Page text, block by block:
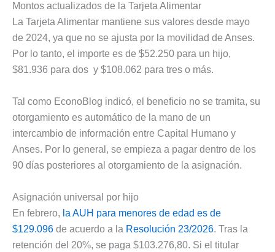
Montos actualizados de la Tarjeta Alimentar
La Tarjeta Alimentar mantiene sus valores desde mayo
de 2024, ya que no se ajusta por la movilidad de Anses.
Por lo tanto, el importe es de $52.250 para un hijo,
$81.936 para dos y $108.062 para tres o más.
Tal como EconoBlog indicó, el beneficio no se tramita, su
otorgamiento es automático de la mano de un
intercambio de información entre Capital Humano y
Anses. Por lo general, se empieza a pagar dentro de los
90 días posteriores al otorgamiento de la asignación.
Asignación universal por hijo
En febrero, la AUH para menores de edad es de
$129.096 de acuerdo a la Resolución 23/2026. Tras la
retención del 20%, se paga $103.276,80. Si el titular